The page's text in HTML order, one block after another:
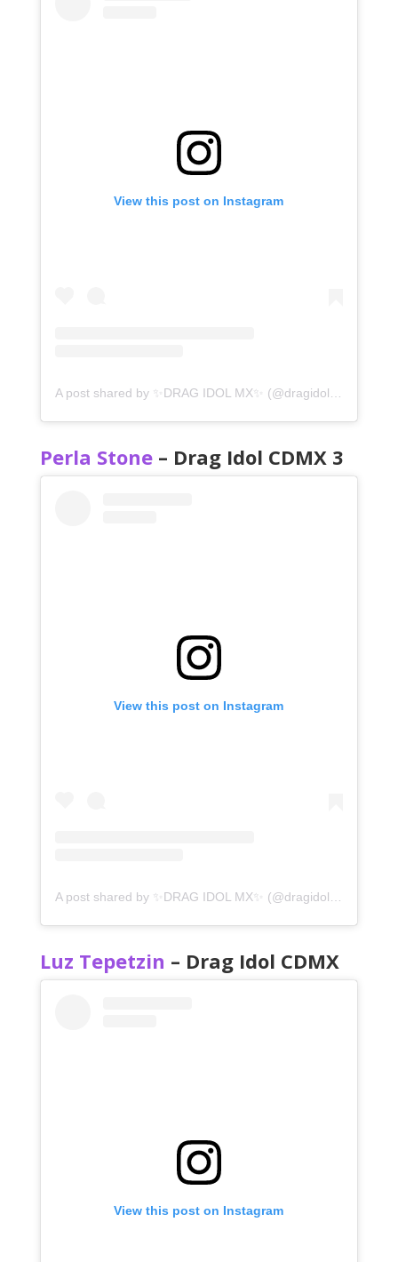
View this post on Instagram
Perla Stone – Drag Idol CDMX 3
View this post on Instagram
A post shared by ✨DRAG IDOL MX✨ (@dragidolmx)
Luz Tepetzin – Drag Idol CDMX
View this post on Instagram